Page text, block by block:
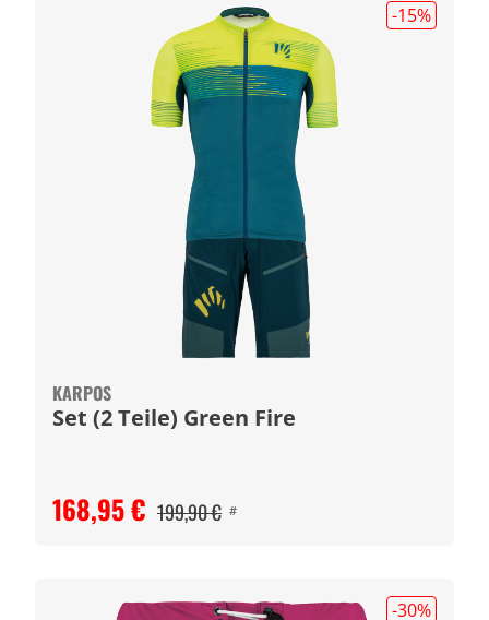
-15%
KARPOS
Set (2 Teile) Green Fire
168,95 € 199,90 € #
-30%